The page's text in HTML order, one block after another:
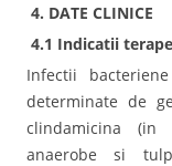
4. DATE CLINICE
4.1 Indicatii
Infectii
determinate de
clindamicina (in
anaerobe si